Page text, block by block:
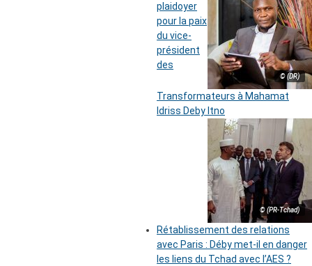
© (DR)
plaidoyer
pour la paix
du vice-
président
des
Transformateurs à Mahamat
Idriss Deby Itno
© (PR-Tchad)
Rétablissement des relations
avec Paris : Déby met-il en danger
les liens du Tchad avec l’AES ?